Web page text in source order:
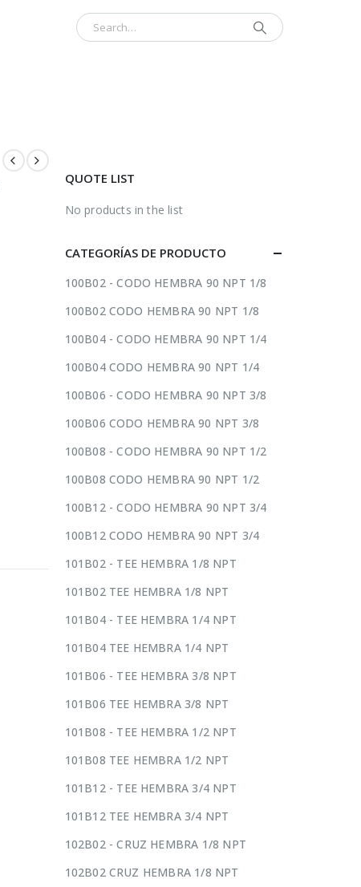
QUOTE LIST
No products in the list
CATEGORÍAS DE PRODUCTO
100B02 - CODO HEMBRA 90 NPT 1/8
100B02 CODO HEMBRA 90 NPT 1/8
100B04 - CODO HEMBRA 90 NPT 1/4
100B04 CODO HEMBRA 90 NPT 1/4
100B06 - CODO HEMBRA 90 NPT 3/8
100B06 CODO HEMBRA 90 NPT 3/8
100B08 - CODO HEMBRA 90 NPT 1/2
100B08 CODO HEMBRA 90 NPT 1/2
100B12 - CODO HEMBRA 90 NPT 3/4
100B12 CODO HEMBRA 90 NPT 3/4
101B02 - TEE HEMBRA 1/8 NPT
101B02 TEE HEMBRA 1/8 NPT
101B04 - TEE HEMBRA 1/4 NPT
101B04 TEE HEMBRA 1/4 NPT
101B06 - TEE HEMBRA 3/8 NPT
101B06 TEE HEMBRA 3/8 NPT
101B08 - TEE HEMBRA 1/2 NPT
101B08 TEE HEMBRA 1/2 NPT
101B12 - TEE HEMBRA 3/4 NPT
101B12 TEE HEMBRA 3/4 NPT
102B02 - CRUZ HEMBRA 1/8 NPT
102B02 CRUZ HEMBRA 1/8 NPT